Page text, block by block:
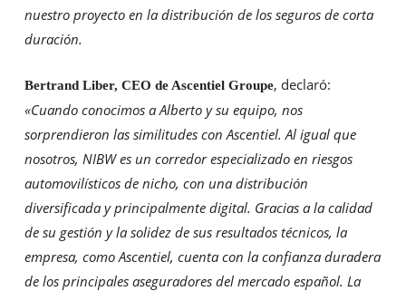
nuestro proyecto en la distribución de los seguros de corta
duración.
Bertrand Liber, CEO de Ascentiel Groupe, declaró:
«Cuando conocimos a Alberto y su equipo, nos
sorprendieron las similitudes con Ascentiel. Al igual que
nosotros, NIBW es un corredor especializado en riesgos
automovilísticos de nicho, con una distribución
diversificada y principalmente digital. Gracias a la calidad
de su gestión y la solidez de sus resultados técnicos, la
empresa, como Ascentiel, cuenta con la confianza duradera
de los principales aseguradores del mercado español. La